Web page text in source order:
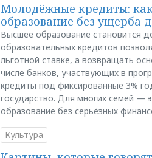
Молодёжные кредиты:
образование без ущерба
Высшее образование становится
образовательных кредитов
льготной ставке, а возвращать
числе банков, участвующих в
кредиты под фиксированные 3%
государство. Для многих семей —
образование без серьёзных
Культура